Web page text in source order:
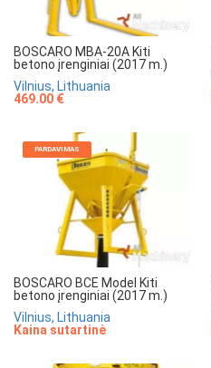
BOSCARO MBA-20A Kiti
betono įrenginiai (2017 m.)
Vilnius, Lithuania
469.00 €
PARDAVIMAS
BOSCARO BCE Model Kiti
betono įrenginiai (2017 m.)
Vilnius, Lithuania
Kaina sutartinė